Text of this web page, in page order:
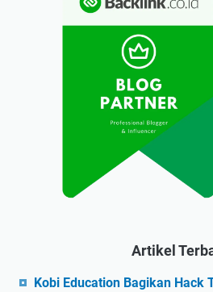
Artikel
Kobi Education Bagikan Hack